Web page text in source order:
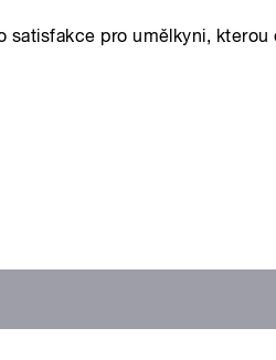
satisfakce pro umělkyni,